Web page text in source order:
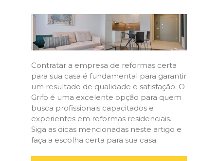
Contratar a empresa de reformas certa
para sua casa é fundamental para garantir
um resultado de qualidade e satisfação. O
Grifo é uma excelente opção para quem
busca profissionais capacitados e
experientes em reformas residenciais.
Siga as dicas mencionadas neste artigo e
faça a escolha certa para sua casa.